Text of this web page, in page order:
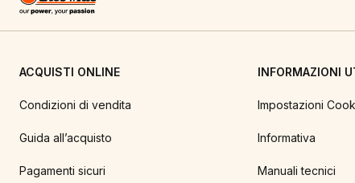
ACQUISTI ONLINE
Condizioni di vendita
Guida all’acquisto
Pagamenti sicuri
INFORMAZIONI
Impostazioni
Informativa
Manuali tecnici